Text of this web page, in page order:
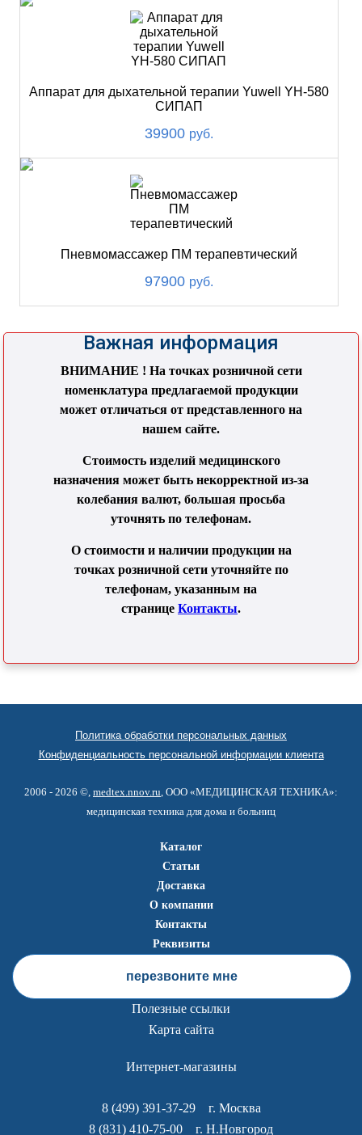
Аппарат для дыхательной терапии Yuwell YH-580
СИПАП
39900 руб.
Пневмомассажер ПМ терапевтический
97900 руб.
Важная информация
ВНИМАНИЕ ! На точках розничной сети
номенклатура предлагаемой продукции
может отличаться от представленного на
нашем сайте.
Стоимость изделий медицинского
назначения может быть некорректной из-за
колебания валют, большая просьба
уточнять по телефонам.
О стоимости и наличии продукции на
точках розничной сети уточняйте по
телефонам, указанным на
странице Контакты.
Политика обработки персональных данных
Конфиденциальность персональной информации клиента
2006 - 2026 ©, medtex.nnov.ru , ООО «МЕДИЦИНСКАЯ ТЕХНИКА»:
медицинская техника для дома и больниц
Каталог
Статьи
Доставка
О компании
Контакты
Реквизиты
перезвоните мне
Полезные ссылки
Карта сайта
Интернет-магазины
8 (499) 391-37-29г. Москва
8 (831) 410-75-00 г. Н.Новгород